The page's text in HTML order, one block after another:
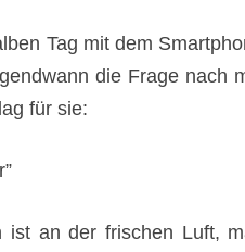
Tag mit dem
die Frage nach
für sie:
ist an der frischen Luft,